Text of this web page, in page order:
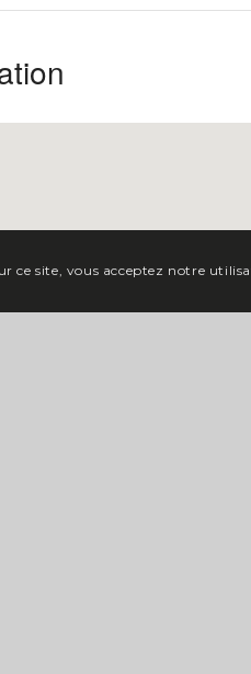
ce site, vous acceptez notre